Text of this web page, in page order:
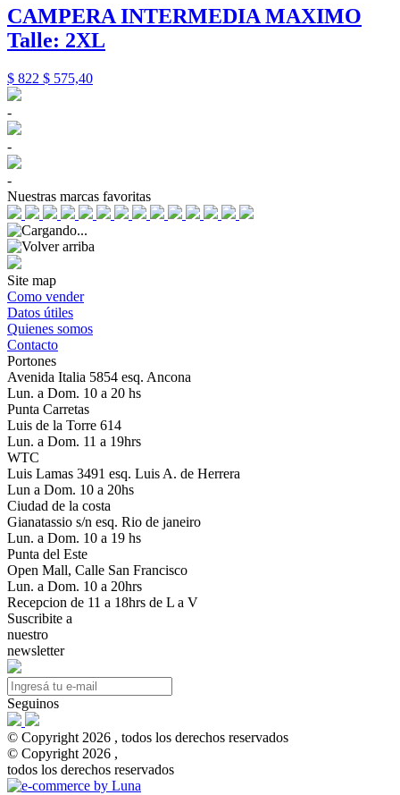
CAMPERA INTERMEDIA MAXIMO
Talle: 2XL
$ 822 $ 575,40
-
-
-
Nuestras marcas favoritas
Site map
Como vender
Datos útiles
Quienes somos
Contacto
Portones
Avenida Italia 5854 esq. Ancona
Lun. a Dom. 10 a 20 hs
Punta Carretas
Luis de la Torre 614
Lun. a Dom. 11 a 19hrs
WTC
Luis Lamas 3491 esq. Luis A. de Herrera
Lun a Dom. 10 a 20hs
Ciudad de la costa
Gianatassio s/n esq. Rio de janeiro
Lun. a Dom. 10 a 19 hs
Punta del Este
Open Mall, Calle San Francisco
Lun. a Dom. 10 a 20hrs
Recepcion de 11 a 18hrs de L a V
Suscribite a
nuestro
newsletter
Seguinos
© Copyright 2026 , todos los derechos reservados
© Copyright 2026 ,
todos los derechos reservados